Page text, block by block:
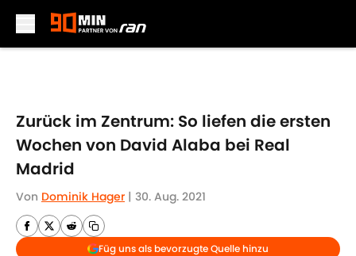
Zurück im Zentrum: So liefen die ersten
Wochen von David Alaba bei Real
Madrid
Von Dominik Hager | 30. Aug. 2021
Füg uns als bevorzugte Quelle hinzu